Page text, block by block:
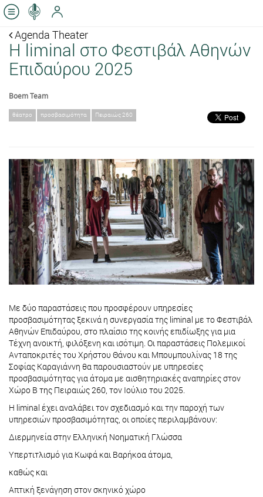
Agenda Theater
Η liminal στο Φεστιβάλ Αθηνών
Επιδαύρου 2025
Boem Team
θέατρο προσβασιμότητα Πειραιώς 260
Previous Next
Με δύο παραστάσεις που προσφέρουν υπηρεσίες
προσβασιμότητας ξεκινά η συνεργασία της liminal με το Φεστιβάλ
Αθηνών Επιδαύρου, στο πλαίσιο της κοινής επιδίωξης για μια
Τέχνη ανοικτή, φιλόξενη και ισότιμη. Οι παραστάσεις Πολεμικοί
Ανταποκριτές του Χρήστου Θάνου και Μπουμπουλίνας 18 της
Σοφίας Καραγιάννη θα παρουσιαστούν με υπηρεσίες
προσβασιμότητας για άτομα με αισθητηριακές αναπηρίες στον
Χώρο Β της Πειραιώς 260, τον Ιούλιο του 2025.
Η liminal έχει αναλάβει τον σχεδιασμό και την παροχή των
υπηρεσιών προσβασιμότητας, οι οποίες περιλαμβάνουν:
Διερμηνεία στην Ελληνική Νοηματική Γλώσσα
Υπερτιτλισμό για Κωφά και Βαρήκοα άτομα,
καθώς και
Απτική ξενάγηση στον σκηνικό χώρο